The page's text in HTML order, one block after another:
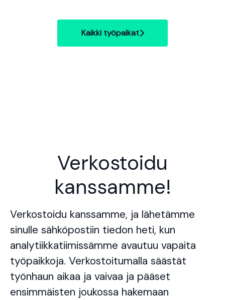
Kaikki työpaikat
Verkostoidu
kanssamme!
Verkostoidu kanssamme, ja lähetämme
sinulle sähköpostiin tiedon heti, kun
analytiikkatiimissämme avautuu vapaita
työpaikkoja. Verkostoitumalla säästät
työnhaun aikaa ja vaivaa ja pääset
ensimmäisten joukossa hakemaan